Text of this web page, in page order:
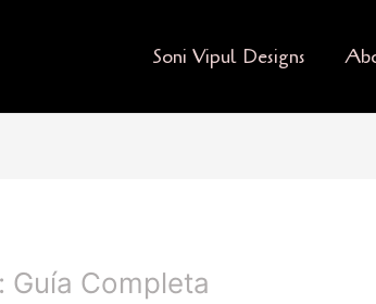
Soni Vipul Designs
Completa